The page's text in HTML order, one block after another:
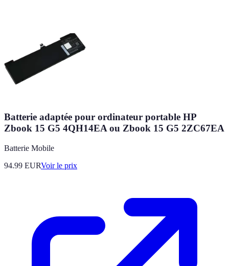
Batterie adaptée pour ordinateur portable HP
Zbook 15 G5 4QH14EA ou Zbook 15 G5 2ZC67EA
Batterie Mobile
94.99 EURVoir le prix